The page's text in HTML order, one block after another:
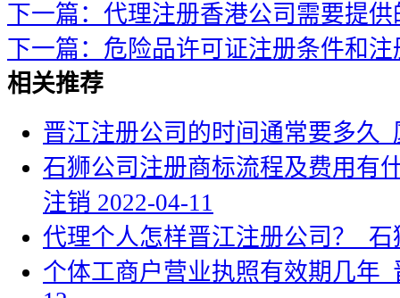
下一篇：代理注册香港公司需要提
下一篇：危险品许可证注册条件和
相关推荐
晋江注册公司的时间通常要多久
石狮公司注册商标流程及费用有
注销 2022-04-11
代理个人怎样晋江注册公司？_
个体工商户营业执照有效期几年